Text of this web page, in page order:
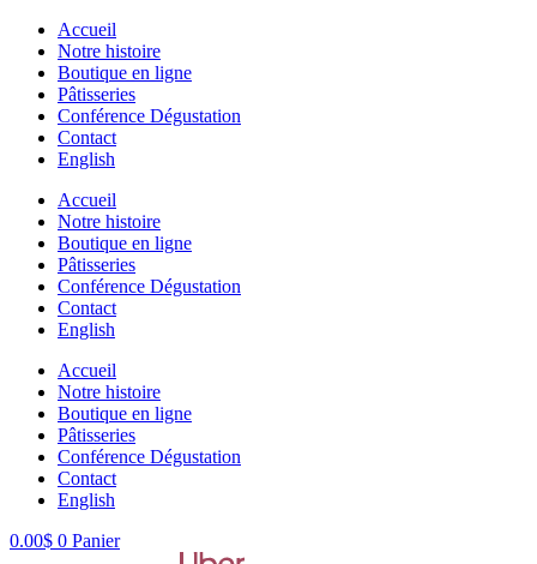
Aller
contenu
Accueil
Notre histoire
Boutique en ligne
Pâtisseries
Conférence Dégustation
Contact
English
Accueil
Notre histoire
Boutique en ligne
Pâtisseries
Conférence Dégustation
Contact
English
Accueil
Notre histoire
Boutique en ligne
Pâtisseries
Conférence Dégustation
Contact
English
0.00$ 0 Panier